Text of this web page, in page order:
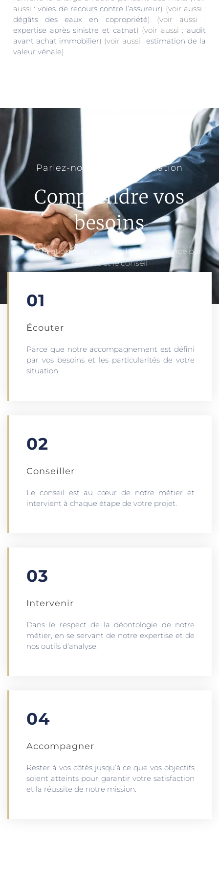
aussi :voies de recours contre l’assureur) (voir aussi :
dégâts des eaux en copropriété) (voir aussi :
expertise après sinistre et catnat) (voir aussi : audit
avant achat immobilier) (voir aussi :estimation de la
valeur vénale)
Parlez-nous de votre situation
Comprendre vos
besoins
Toute relation avec un mandant commence par
l’écoute et le conseil
01
Écouter​
Parce que notre accompagnement est défini
par vos besoins et les particularités de votre
situation.
02
Conseiller
Le conseil est au cœur de notre métier et
intervient à chaque étape de votre projet.
03
Intervenir
Dans le respect de la déontologie de notre
métier, en se servant de notre expertise et de
nos outils d’analyse.
04
Accompagner
Rester à vos côtés jusqu’à ce que vos objectifs
soient atteints pour garantir votre satisfaction
et la réussite de notre mission.